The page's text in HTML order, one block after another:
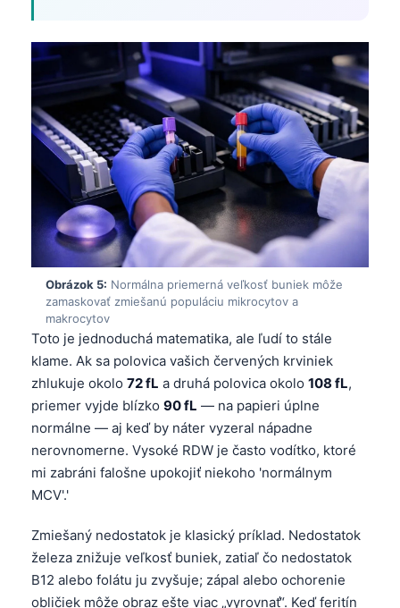
Obrázok 5: Normálna priemerná veľkosť buniek môže
zamaskovať zmiešanú populáciu mikrocytov a
makrocytov
Toto je jednoduchá matematika, ale ľudí to stále
klame. Ak sa polovica vašich červených krviniek
zhlukuje okolo 72 fL a druhá polovica okolo 108 fL,
priemer vyjde blízko 90 fL — na papieri úplne
normálne — aj keď by náter vyzeral nápadne
nerovnomerne. Vysoké RDW je často vodítko, ktoré
mi zabráni falošne upokojiť niekoho 'normálnym
MCV'.'
Zmiešaný nedostatok je klasický príklad. Nedostatok
železa znižuje veľkosť buniek, zatiaľ čo nedostatok
B12 alebo folátu ju zvyšuje; zápal alebo ochorenie
obličiek môže obraz ešte viac „vyrovnať“. Keď feritín
සිංහල
অসমীয়া
Galego
Македонски јазик
Euskara
Gàidhlig
Occitan
العربية المغربية
Afrikaans
Монгол
ພາສາລາວ
Basa Jawa
Cebuano
ئۇيغۇرچە
Кыргызча
Татар теле
Беларуская мова
Esperanto